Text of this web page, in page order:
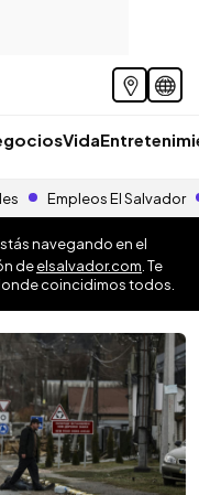
Vida
Empleos El Salvador
navegando en el
deelsalvador.com . Te
coincidimos todos.